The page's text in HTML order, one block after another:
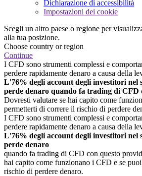
Dichiarazione di accessibilità
Impostazioni dei cookie
Scegli un altro paese o regione per
alla tua posizione.
Choose country or region
Continue
I CFD sono strumenti complessi e
perdere rapidamente denaro a causa della
L'76% degli account degli investitori nel
perde denaro quando fa trading di CFD
Dovresti valutare se hai capito come
permetterti di correre il rischio di perdere
I CFD sono strumenti complessi e
perdere rapidamente denaro a causa della
L'76% degli account degli investitori nel
perde denaro
quando fa trading di CFD con questo
hai capito come funzionano i CFD e se
rischio di perdere denaro.